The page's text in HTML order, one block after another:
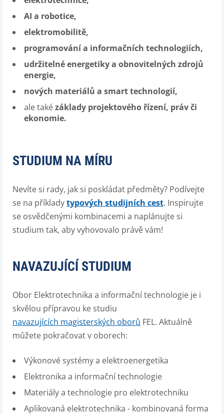
AI a robotice,
elektromobilitě,
programování a informačních technologiích,
udržitelné energetiky a obnovitelných zdrojů
energie,
nových materiálů a smart technologií,
ale takézáklady projektového řízení, práv či
ekonomie.
STUDIUM NA MÍRU
Nevíte si rady, jak si poskládat předměty? Podívejte
se na příkladytypových studijních cest. Inspirujte
se osvědčenými kombinacemi a naplánujte si
studium tak, aby vyhovovalo právě vám!
NAVAZUJÍCÍ STUDIUM
Obor Elektrotechnika a informační technologie je i
skvělou přípravou ke studiu
navazujících magisterských oborů FEL. Aktuálně
můžete pokračovat v oborech:
Výkonové systémy a elektroenergetika
Elektronika a informační technologie
Materiály a technologie pro elektrotechniku
Aplikovaná elektrotechnika - kombinovaná forma